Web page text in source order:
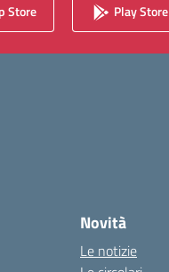
Store Play Store
Novità
Le notizie